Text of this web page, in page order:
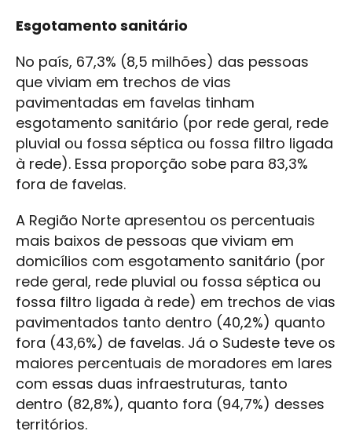
Esgotamento sanitário
No país, 67,3% (8,5 milhões) das pessoas
que viviam em trechos de vias
pavimentadas em favelas tinham
esgotamento sanitário (por rede geral, rede
pluvial ou fossa séptica ou fossa filtro ligada
à rede). Essa proporção sobe para 83,3%
fora de favelas.
A Região Norte apresentou os percentuais
mais baixos de pessoas que viviam em
domicílios com esgotamento sanitário (por
rede geral, rede pluvial ou fossa séptica ou
fossa filtro ligada à rede) em trechos de vias
pavimentados tanto dentro (40,2%) quanto
fora (43,6%) de favelas. Já o Sudeste teve os
maiores percentuais de moradores em lares
com essas duas infraestruturas, tanto
dentro (82,8%), quanto fora (94,7%) desses
territórios.